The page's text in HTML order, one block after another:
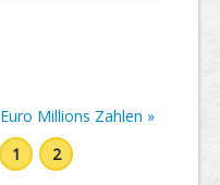
Euro Millions Zahlen »
1 2